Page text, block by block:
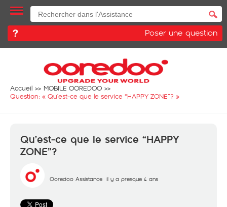
Poser une question
Accueil
MOBILE OOREDOO
Question: « Qu’est-ce que le service “HAPPY ZONE”? »
Qu’est-ce que le service “HAPPY
ZONE”?
Ooredoo Assistance il y a presque 4 ans